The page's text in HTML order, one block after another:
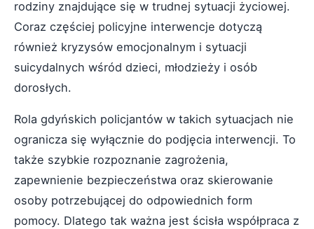
rodziny znajdujące się w trudnej sytuacji życiowej.
Coraz częściej policyjne interwencje dotyczą
również kryzysów emocjonalnym i sytuacji
suicydalnych wśród dzieci, młodzieży i osób
dorosłych.
Rola gdyńskich policjantów w takich sytuacjach nie
ogranicza się wyłącznie do podjęcia interwencji. To
także szybkie rozpoznanie zagrożenia,
zapewnienie bezpieczeństwa oraz skierowanie
osoby potrzebującej do odpowiednich form
pomocy. Dlatego tak ważna jest ścisła współpraca z